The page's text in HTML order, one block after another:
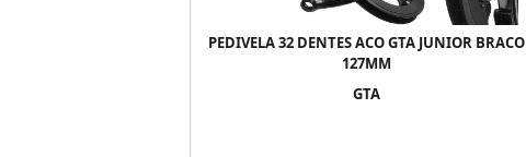
PEDIVELA 32 DENTES ACO GTA JUNIOR BRACO
127MM
GTA